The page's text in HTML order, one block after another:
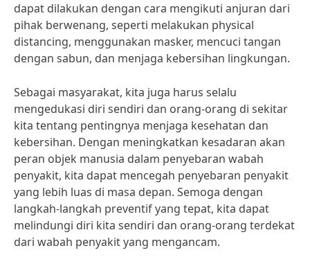
dapat dilakukan dengan cara mengikuti anjuran dari
pihak berwenang, seperti melakukan physical
distancing, menggunakan masker, mencuci tangan
dengan sabun, dan menjaga kebersihan lingkungan.
Sebagai masyarakat, kita juga harus selalu
mengedukasi diri sendiri dan orang-orang di sekitar
kita tentang pentingnya menjaga kesehatan dan
kebersihan. Dengan meningkatkan kesadaran akan
peran objek manusia dalam penyebaran wabah
penyakit, kita dapat mencegah penyebaran penyakit
yang lebih luas di masa depan. Semoga dengan
langkah-langkah preventif yang tepat, kita dapat
melindungi diri kita sendiri dan orang-orang terdekat
dari wabah penyakit yang mengancam.